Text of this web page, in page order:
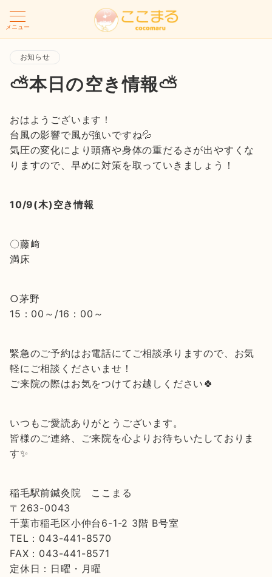
メニュー
お知らせ
⛅本日の空き情報⛅
おはようございます！
台風の影響で風が強いですね💦
気圧の変化により頭痛や身体の重だるさが出やすくな
りますので、早めに対策を取っていきましょう！
10/9(木)空き情報
〇藤﨑
満床
○茅野
15：00～/16：00～
緊急のご予約はお電話にてご相談承りますので、お気
軽にご相談くださいませ！
ご来院の際はお気をつけてお越しください🍀
いつもご愛読ありがとうございます。
皆様のご連絡、ご来院を心よりお待ちいたしておりま
す✨
稲毛駅前鍼灸院 ここまる
〒263-0043
千葉市稲毛区小仲台6-1-2 3階 B号室
TEL：043-441-8570
FAX：043-441-8571
定休日：日曜・月曜